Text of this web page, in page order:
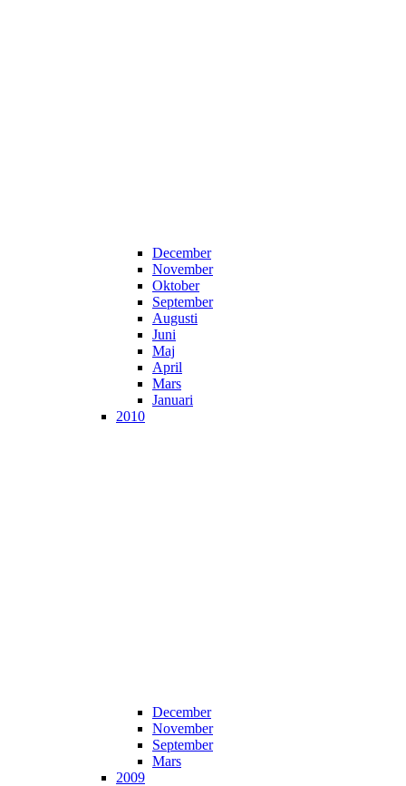
December
November
Oktober
September
Augusti
Juni
Maj
April
Mars
Januari
2010
December
November
September
Mars
2009